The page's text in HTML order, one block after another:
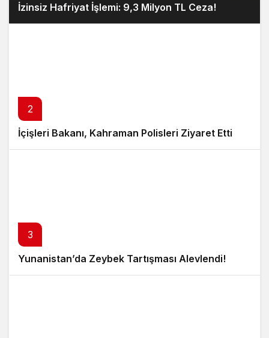
İzinsiz Hafriyat İşlemi: 9,3 Milyon TL Ceza!
2
İçişleri Bakanı, Kahraman Polisleri Ziyaret Etti
3
Yunanistan’da Zeybek Tartışması Alevlendi!